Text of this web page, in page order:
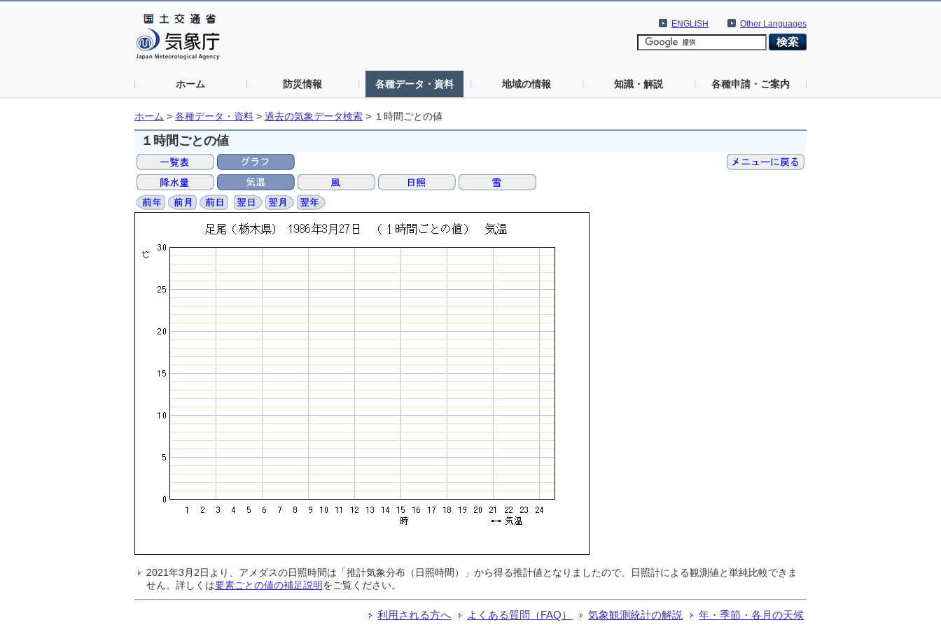
Other Languages
ENGLISH
ホーム 防災情報 各種データ・資料 地域の情報 知識・解説 各種申請・ご案内
ホーム > 各種データ・資料 > 過去の気象データ検索 > １時間ごとの値
１時間ごとの値
2021年3月2日より、アメダスの日照時間は「推計気象分布（日照時間）」から得る推計値となりましたので、日照計による観測値と単純比較できま
せん。詳しくは要素ごとの値の補足説明をご覧ください。
利用される方へ よくある質問（FAQ） 気象観測統計の解説 年・季節・各月の天候